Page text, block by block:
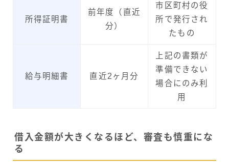
所得証明書
前年度（直近
分）
市区町村の役
所で発行され
たもの
給与明細書 直近2ヶ月分
上記の書類が
準備できない
場合にのみ利
用
借入金額が大きくなるほど、審査も慎重にな
る